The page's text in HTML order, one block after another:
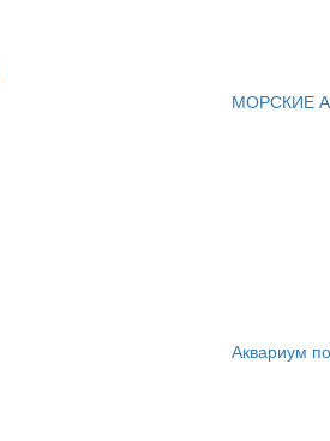
МОРСКИЕ
Аквариум